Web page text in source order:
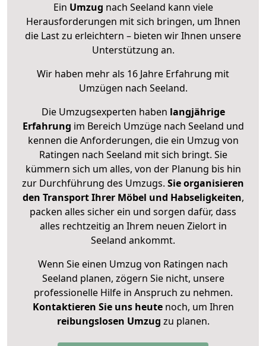
Ein Umzug nach Seeland kann viele
Herausforderungen mit sich bringen, um Ihnen
die Last zu erleichtern – bieten wir Ihnen unsere
Unterstützung an.
Wir haben mehr als 16 Jahre Erfahrung mit
Umzügen nach Seeland.
Die Umzugsexperten haben langjährige
Erfahrung im Bereich Umzüge nach Seeland und
kennen die Anforderungen, die ein Umzug von
Ratingen nach Seeland mit sich bringt. Sie
kümmern sich um alles, von der Planung bis hin
zur Durchführung des Umzugs. Sie organisieren
den Transport Ihrer Möbel und Habseligkeiten,
packen alles sicher ein und sorgen dafür, dass
alles rechtzeitig an Ihrem neuen Zielort in
Seeland ankommt.
Wenn Sie einen Umzug von Ratingen nach
Seeland planen, zögern Sie nicht, unsere
professionelle Hilfe in Anspruch zu nehmen.
Kontaktieren Sie uns heutenoch, um Ihren
reibungslosen Umzug zu planen.